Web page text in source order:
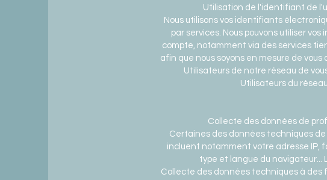
Utilisation de l'identifiant de
Nous utilisons vos identifiants
par services. Nous pouvons utiliser
compte, notamment via des services
afin que nous soyons en mesure de
Utilisateurs de notre réseau de
Utilisateurs du
Collecte des données de
Certaines des données techniques
incluent notamment votre adresse IP,
type et langue du navigateur...
Collecte des données techniques à des